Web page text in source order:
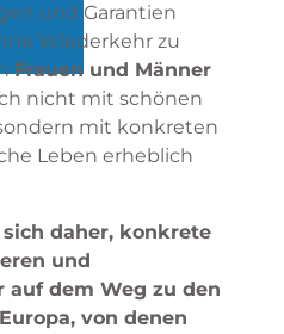
und Garantien
Wiederkehr zu
Frauen und Männer
nicht mit schönen
mit konkreten
Leben erheblich
daher, konkrete
und
dem Weg zu den
von denen